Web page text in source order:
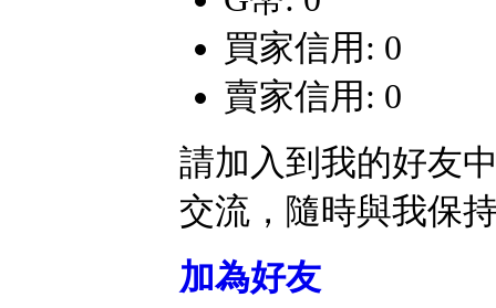
買家信用: 0
賣家信用: 0
請加入到我的好友
交流，隨時與我保
加為好友